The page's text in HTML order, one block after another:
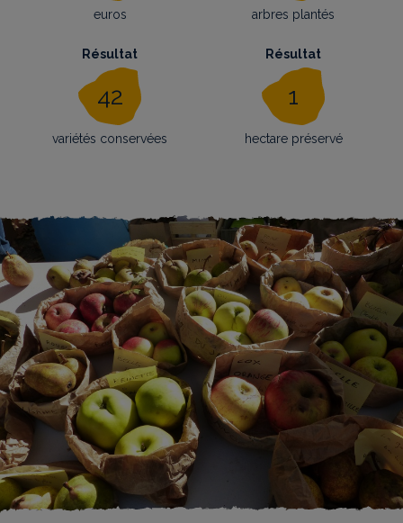
euros arbres plantés
Résultat
42
variétés conservées
Résultat
1
hectare préservé